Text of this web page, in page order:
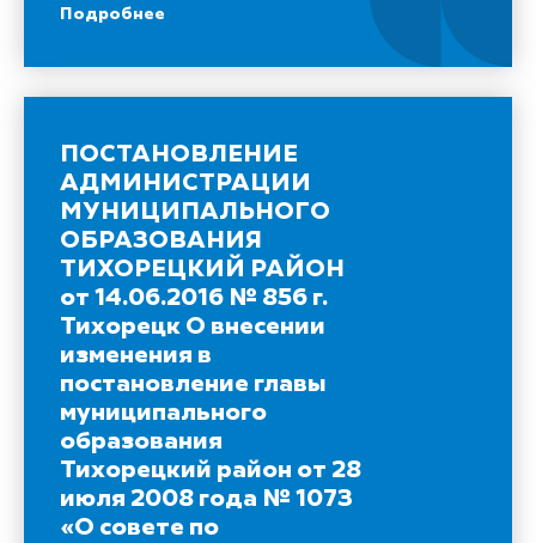
Подробнее
ПОСТАНОВЛЕНИЕ
АДМИНИСТРАЦИИ
МУНИЦИПАЛЬНОГО
ОБРАЗОВАНИЯ
ТИХОРЕЦКИЙ РАЙОН
от 14.06.2016 № 856 г.
Тихорецк О внесении
изменения в
постановление главы
муниципального
образования
Тихорецкий район от 28
июля 2008 года № 1073
«О совете по